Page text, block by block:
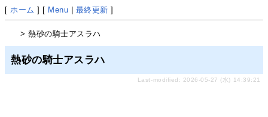
[ ホーム ] [ Menu | 最終更新 ]
> 熱砂の騎士アスラハ
熱砂の騎士アスラハ
Last-modified: 2026-05-27 (水) 14:39:21